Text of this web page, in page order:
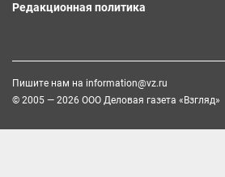
Редакционная политика
Пишите нам на information@vz.ru
© 2005 — 2026 ООО Деловая газета «Взгляд»